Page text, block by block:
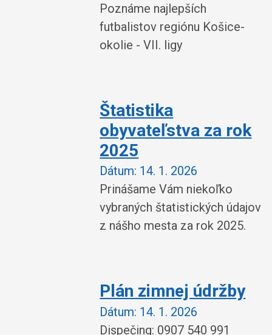
Poznáme najlepších
futbalistov regiónu Košice-
okolie - VII. ligy
Štatistika
obyvateľstva za rok
2025
Dátum: 14. 1. 2026
Prinášame Vám niekoľko
vybraných štatistických údajov
z nášho mesta za rok 2025.
Plán zimnej údržby
Dátum: 14. 1. 2026
Dispečing: 0907 540 991